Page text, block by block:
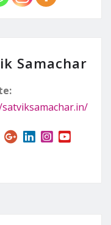
Samachar